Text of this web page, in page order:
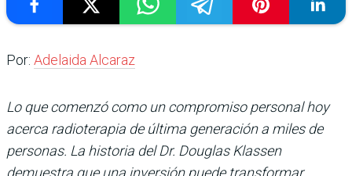
Por: Adelaida Alcaraz
Lo que comenzó como un compromiso personal hoy
acerca radioterapia de última generación a miles de
personas. La historia del Dr. Douglas Klassen
demuestra que una inversión puede transformar